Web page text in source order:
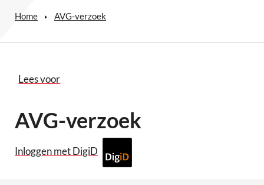
Home AVG-verzoek
Lees voor
AVG-verzoek
Inloggen met DigiD